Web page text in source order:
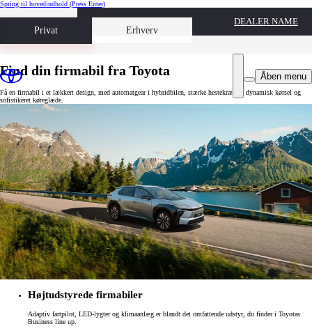
Spring til hovedindhold (Press Enter)
Privat Erhverv
Book prøvetur
DEALER NAME
Åben menu
Find din firmabil fra Toyota
Få en firmabil i et lækkert design, med automatgear i hybridbilen, stærke hestekræfter, dynamisk kørsel og
sofistikeret køreglæde.
Højtudstyrede firmabiler
Adaptiv fartpilot, LED-lygter og klimaanlæg er blandt det omfattende udstyr, du finder i Toyotas
Business line up.